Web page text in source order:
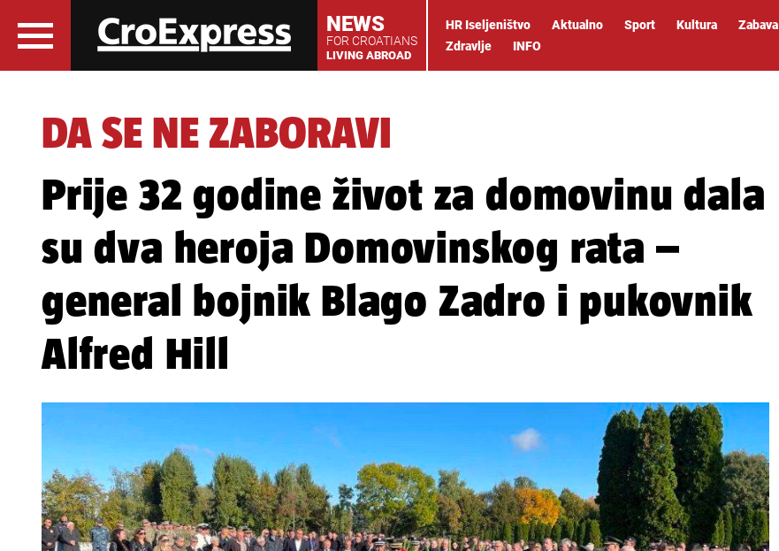
NEWS
FOR CROATIANS
LIVING ABROAD
HR Iseljeništvo Aktualno Sport Kultura Zabava
Zdravlje
INFO
DA SE NE ZABORAVI
Prije 32 godine život za domovinu dala
su dva heroja Domovinskog rata –
general bojnik Blago Zadro i pukovnik
Alfred Hill